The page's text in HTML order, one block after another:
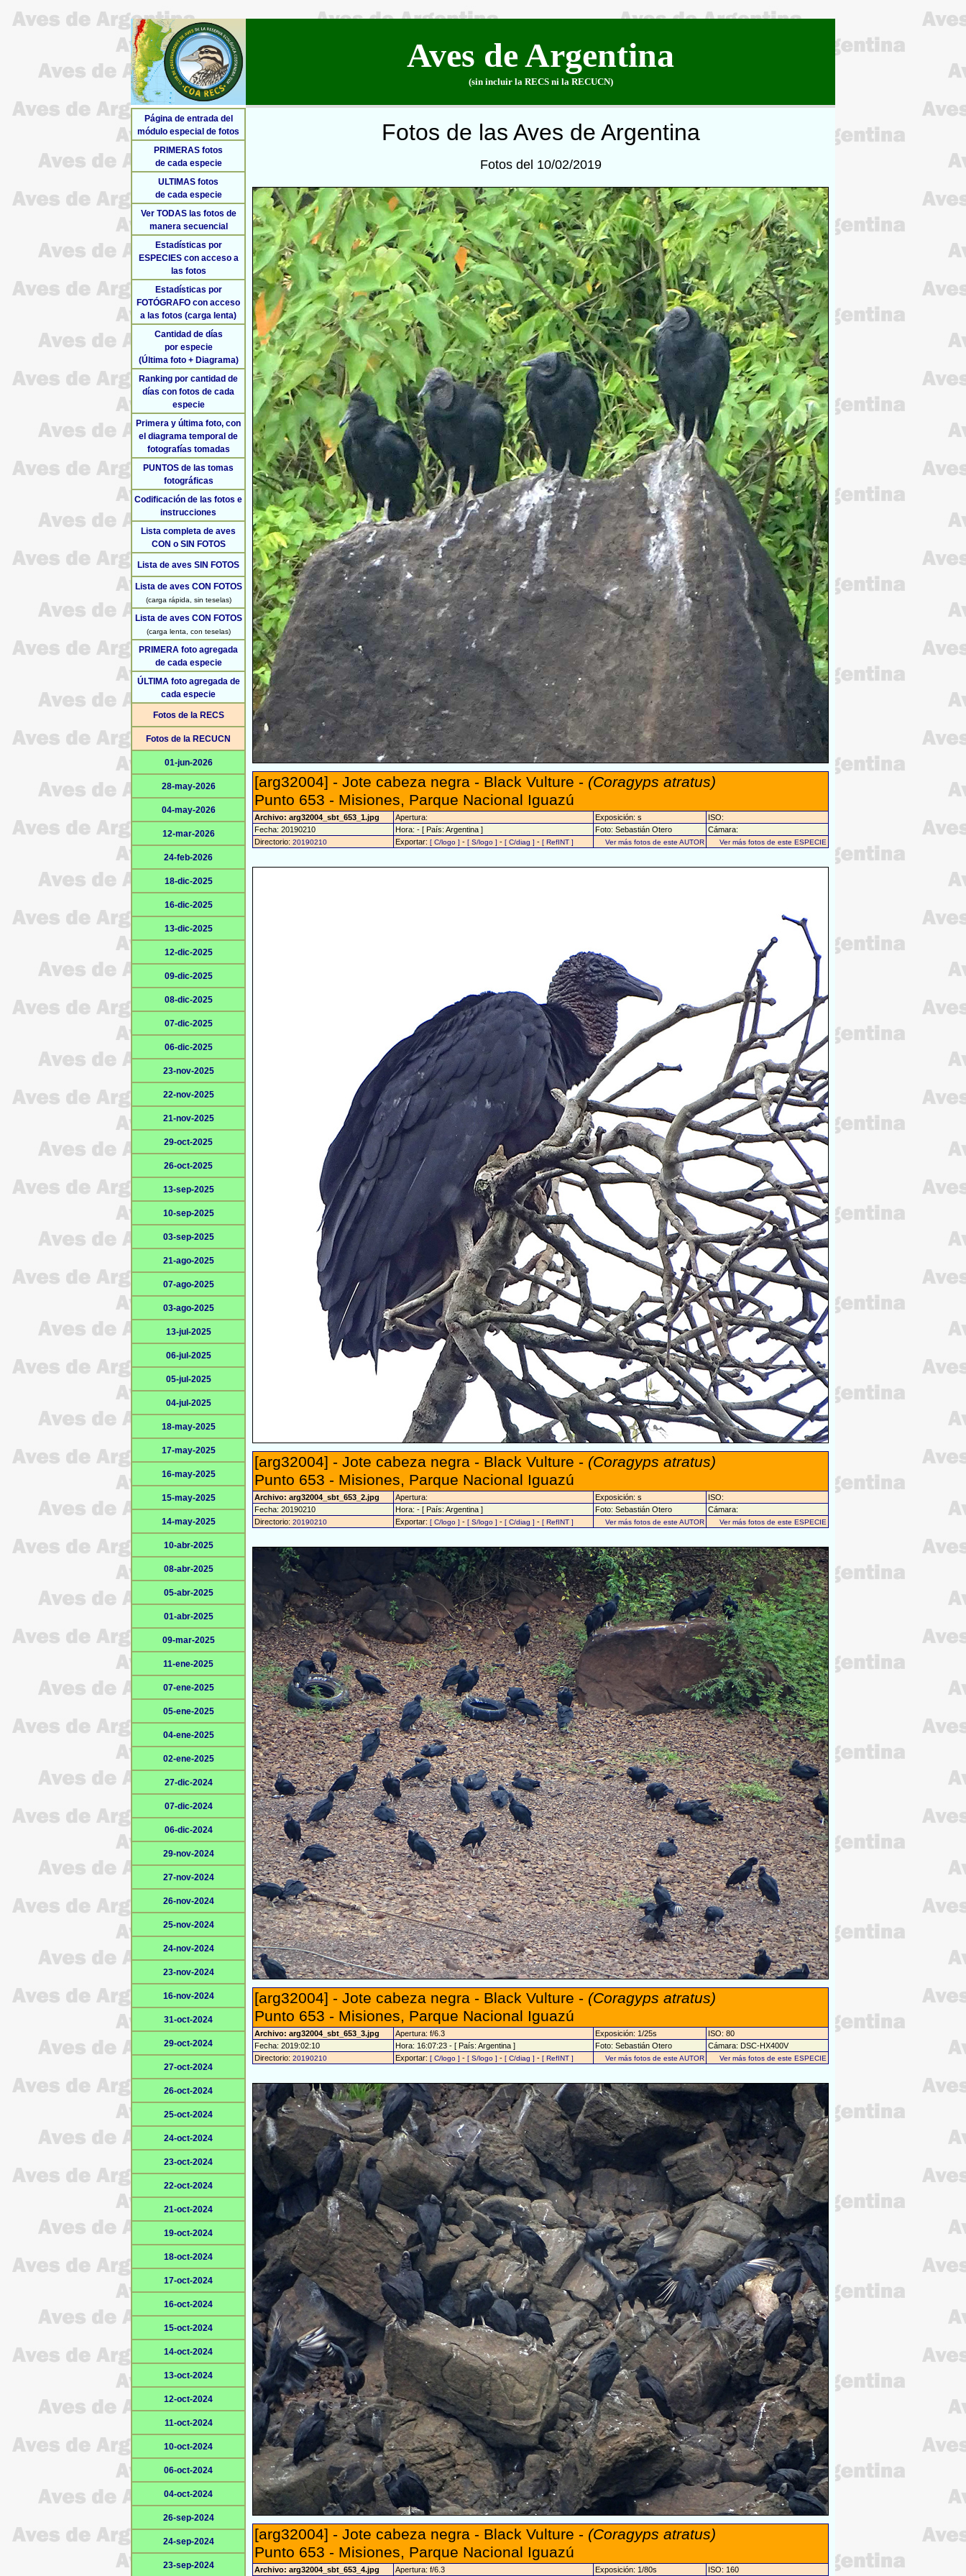
Aves de Argentina
(sin incluir la RECS ni la RECUCN)
Página de entrada del
módulo especial de fotos
PRIMERAS fotos
de cada especie
ULTIMAS fotos
de cada especie
Ver TODAS las fotos de
manera secuencial
Estadísticas por
ESPECIES con acceso a
las fotos
Estadísticas por
FOTÓGRAFO con acceso
a las fotos (carga lenta)
Cantidad de días
por especie
(Última foto + Diagrama)
Ranking por cantidad de
días con fotos de cada
especie
Primera y última foto, con
el diagrama temporal de
fotografías tomadas
PUNTOS de las tomas
fotográficas
Codificación de las fotos e
instrucciones
Lista completa de aves
CON o SIN FOTOS
Lista de aves SIN FOTOS
Lista de aves CON FOTOS
(carga rápida, sin teselas)
Lista de aves CON FOTOS
(carga lenta, con teselas)
PRIMERA foto agregada
de cada especie
ÚLTIMA foto agregada de
cada especie
Fotos de la RECS
Fotos de la RECUCN
01-jun-2026
28-may-2026
04-may-2026
12-mar-2026
24-feb-2026
18-dic-2025
16-dic-2025
13-dic-2025
12-dic-2025
09-dic-2025
08-dic-2025
07-dic-2025
06-dic-2025
23-nov-2025
22-nov-2025
21-nov-2025
29-oct-2025
26-oct-2025
13-sep-2025
10-sep-2025
03-sep-2025
21-ago-2025
07-ago-2025
03-ago-2025
13-jul-2025
06-jul-2025
05-jul-2025
04-jul-2025
18-may-2025
17-may-2025
16-may-2025
15-may-2025
14-may-2025
10-abr-2025
08-abr-2025
05-abr-2025
01-abr-2025
09-mar-2025
11-ene-2025
07-ene-2025
05-ene-2025
04-ene-2025
02-ene-2025
27-dic-2024
07-dic-2024
06-dic-2024
29-nov-2024
27-nov-2024
26-nov-2024
25-nov-2024
24-nov-2024
23-nov-2024
16-nov-2024
31-oct-2024
29-oct-2024
27-oct-2024
26-oct-2024
25-oct-2024
24-oct-2024
23-oct-2024
22-oct-2024
21-oct-2024
19-oct-2024
18-oct-2024
17-oct-2024
16-oct-2024
15-oct-2024
14-oct-2024
13-oct-2024
12-oct-2024
11-oct-2024
10-oct-2024
06-oct-2024
04-oct-2024
26-sep-2024
24-sep-2024
23-sep-2024
Fotos de las Aves de Argentina
Fotos del 10/02/2019
[arg32004] - Jote cabeza negra - Black Vulture - (Coragyps atratus)
Punto 653 - Misiones, Parque Nacional Iguazú
Archivo: arg32004_sbt_653_1.jpg Apertura: Exposición: s
ISO:
Fecha: 20190210
Hora: - [ País: Argentina ] Foto: Sebastián Otero
Cámara:
Directorio: 20190210 Exportar: [ C/logo ] - [ S/logo ] - [ C/diag ] - [ RefINT ] Ver más fotos de este AUTOR Ver más fotos de este ESPECIE
[arg32004] - Jote cabeza negra - Black Vulture - (Coragyps atratus)
Punto 653 - Misiones, Parque Nacional Iguazú
Archivo: arg32004_sbt_653_2.jpg Apertura: Exposición: s
ISO:
Fecha: 20190210
Hora: - [ País: Argentina ] Foto: Sebastián Otero
Cámara:
Directorio: 20190210 Exportar: [ C/logo ] - [ S/logo ] - [ C/diag ] - [ RefINT ] Ver más fotos de este AUTOR Ver más fotos de este ESPECIE
[arg32004] - Jote cabeza negra - Black Vulture - (Coragyps atratus)
Punto 653 - Misiones, Parque Nacional Iguazú
Archivo: arg32004_sbt_653_3.jpg Apertura: f/6.3 Exposición: 1/25s
ISO: 80
Fecha: 2019:02:10
Hora: 16:07:23 - [ País: Argentina ] Foto: Sebastián Otero
Cámara: DSC-HX400V
Directorio: 20190210 Exportar: [ C/logo ] - [ S/logo ] - [ C/diag ] - [ RefINT ] Ver más fotos de este AUTOR Ver más fotos de este ESPECIE
[arg32004] - Jote cabeza negra - Black Vulture - (Coragyps atratus)
Punto 653 - Misiones, Parque Nacional Iguazú
Archivo: arg32004_sbt_653_4.jpg Apertura: f/6.3 Exposición: 1/80s ISO: 160